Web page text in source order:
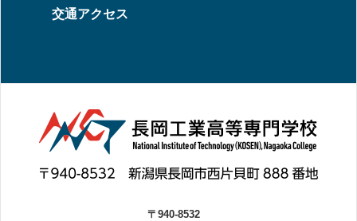
交通アクセス
〒940-8532